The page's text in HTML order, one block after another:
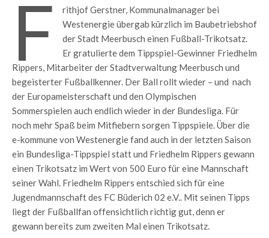
F
rithjof Gerstner, Kommunalmanager bei
Westenergie übergab kürzlich im Baubetriebshof
der Stadt Meerbusch einen Fußball-Trikotsatz.
Er gratulierte dem Tippspiel-Gewinner Friedhelm
Rippers, Mitarbeiter der Stadtverwaltung Meerbusch und
begeisterter Fußballkenner. Der Ball rollt wieder – und nach
der Europameisterschaft und den Olympischen
Sommerspielen auch endlich wieder in der Bundesliga. Für
noch mehr Spaß beim Mitfiebern sorgen Tippspiele. Über die
e-kommune von Westenergie fand auch in der letzten Saison
ein Bundesliga-Tippspiel statt und Friedhelm Rippers gewann
einen Trikotsatz im Wert von 500 Euro für eine Mannschaft
seiner Wahl. Friedhelm Rippers entschied sich für eine
Jugendmannschaft des FC Büderich 02 e.V.. Mit seinen Tipps
liegt der Fußballfan offensichtlich richtig gut, denn er
gewann bereits zum zweiten Mal einen Trikotsatz.